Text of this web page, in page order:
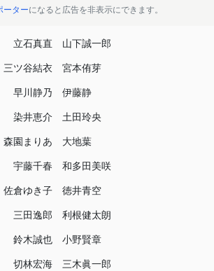
ターになると広告を非表示にできます。
立石真直
山下誠一郎
三ツ谷結衣
宮本侑芽
早川静乃
伊藤静
染井恵介
土田玲央
森園まりあ
大地葉
宇藤千春
和多田美咲
佐倉ゆき子
徳井青空
三田逸郎
利根健太朗
鈴木誠也
小野賢章
切林宏海
三木眞一郎